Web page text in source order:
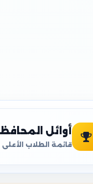
أوائل
قائمة الطلاب